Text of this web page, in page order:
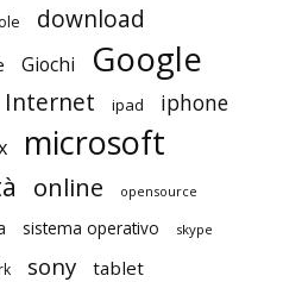
download
Giochi Google
Internet ipad iphone
microsoft
online opensource
sistema operativo skype
sony tablet